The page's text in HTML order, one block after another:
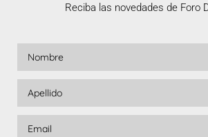
Reciba las novedades de Foro